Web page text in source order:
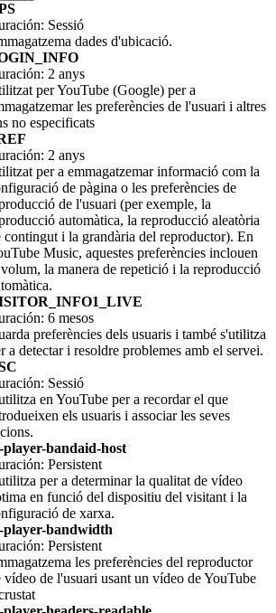
Sessió
dades d'ubicació.
2 anys
per YouTube (Google) per a
les preferències de l'usuari i altres
no especificats
2 anys
per a emmagatzemar informació com la
de pàgina o les preferències de
de l'usuari (per exemple, la
automàtica, la reproducció aleatòria
contingut i la grandària del reproductor). En
Music, aquestes preferències inclouen
la manera de repetició i la reproducció
6 mesos
preferències dels usuaris i també s'utilitza
a detectar i resoldre problemes amb el servei.
Sessió
en YouTube per a recordar el que
els usuaris i associar les seves
player-bandaid-host
Persistent
per a determinar la qualitat de vídeo
en funció del dispositiu del visitant i la
de xarxa.
player-bandwidth
Persistent
les preferències del reproductor
vídeo de l'usuari usant un vídeo de YouTube